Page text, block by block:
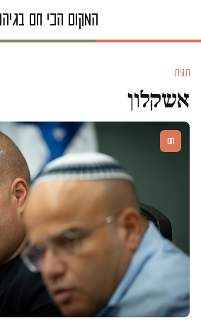
תגית
אשקלון
חם